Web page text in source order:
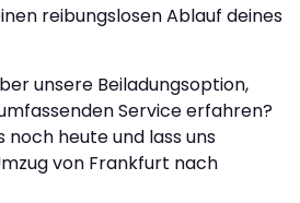
reibungslosen Ablauf deines
unsere Beiladungsoption,
Service erfahren?
heute und lass uns
von Frankfurt nach